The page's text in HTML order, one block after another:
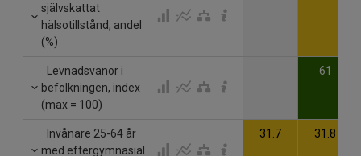
självskattat
hälsotillstånd, andel
(%)
Levnadsvanor i
befolkningen, index
(max = 100)
61
Invånare 25-64 år
med eftergymnasial
31.7 31.8